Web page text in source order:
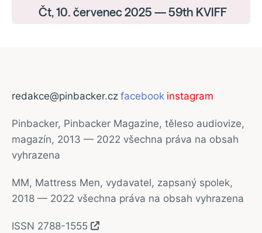
Čt, 10. červenec 2025 — 59th KVIFF
redakce@pinbacker.cz facebook instagram
Pinbacker, Pinbacker Magazine, těleso audiovize,
magazín, 2013 — 2022 všechna práva na obsah
vyhrazena
MM, Mattress Men, vydavatel, zapsaný spolek,
2018 — 2022 všechna práva na obsah vyhrazena
ISSN 2788-1555